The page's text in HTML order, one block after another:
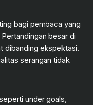
bagi pembaca yang
besar di
dibanding ekspektasi.
serangan tidak
under goals,